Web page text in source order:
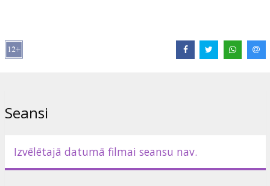
Režisors:
Lomās:
David Thewlis
Ken Stott
Seansi
Izvēlētajā datumā filmai seansu nav.